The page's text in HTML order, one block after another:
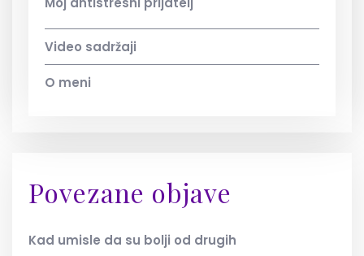
Video sadržaji
O meni
Povezane objave
Kad umisle da su bolji od drugih